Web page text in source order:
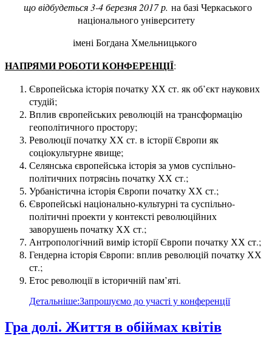
що відбудеться 3-4 березня 2017 р. на базі Черкаського
національного університету
імені Богдана Хмельницького
НАПРЯМИРОБОТИ КОНФЕРЕНЦІЇ:
Європейська історія початку ХХ ст. як об’єкт наукових
студій;
Вплив європейських революцій на трансформацію
геополітичного простору;
Революції початку ХХ ст. в історії Європи як
соціокультурне явище;
Селянська європейська історія за умов суспільно-
політичних потрясінь початку ХХ ст.;
Урбаністична історія Європи початку ХХ ст.;
Європейські національно-культурні та суспільно-
політичні проекти у контексті революційних
заворушень початку ХХ ст.;
Антропологічний вимір історії Європи початку ХХ ст.;
Гендерна історія Європи: вплив революцій початку ХХ
ст.;
Етос революції в історичній пам’яті.
Детальніше:Запрошуємо до участі у конференції
Гра долі. Життя в обіймах квітів